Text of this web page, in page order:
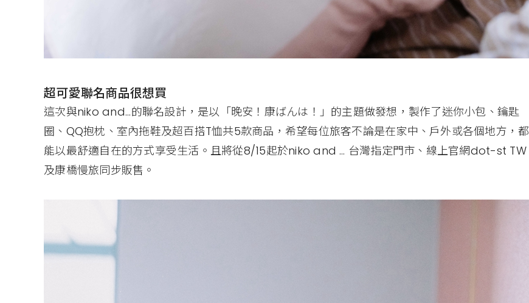
超可愛聯名商品很想買
這次與niko and...的聯名設計，是以「晚安！康ばんは！」的主題做發想，製作了迷你小包、鑰匙
圈、QQ抱枕、室內拖鞋及超百搭T恤共5款商品，希望每位旅客不論是在家中、戶外或各個地方，都
能以最舒適自在的方式享受生活。且將從8/15起於niko and … 台灣指定門市、線上官網dot-st TW
及康橋慢旅同步販售。